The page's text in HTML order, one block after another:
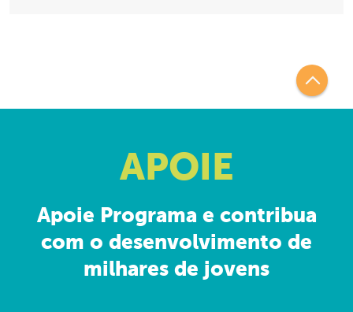
APOIE
Apoie Programa e contribua
com o desenvolvimento de
milhares de jovens